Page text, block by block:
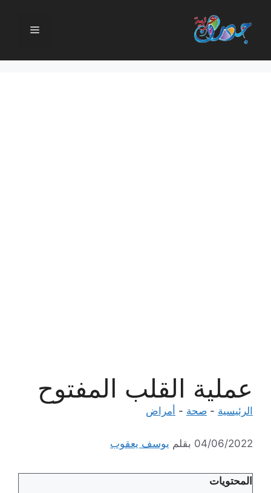
المحتوى
القائمة
عملية القلب المفتوح
الرئيسية - صحة - أمراض
04/06/2022 بقلم يوسف يعقوب
المحتويات